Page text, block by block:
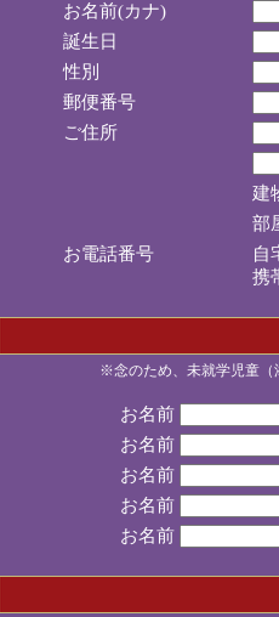
お名前(カナ)
誕生日
性別
郵便番号
ご住所
建
部
お電話番号
自
携
※念のため、未就学児童（
お名前
お名前
お名前
お名前
お名前